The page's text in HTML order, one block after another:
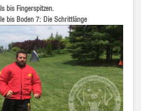
bis Fingerspitzen.
bis Boden 7: Die Schrittlänge